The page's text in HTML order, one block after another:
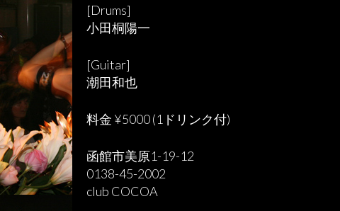
[Drums]
小田桐陽一
[Guitar]
潮田和也
料金 ¥5000 (1ドリンク付)
函館市美原1-19-12
0138-45-2002
club COCOA